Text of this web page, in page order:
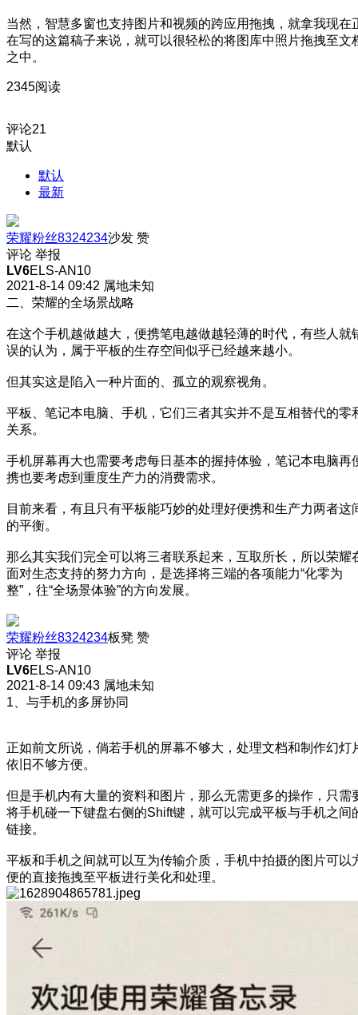
当然，智慧多窗也支持图片和视频的跨应用拖拽，就拿我现在
在写的这篇稿子来说，就可以很轻松的将图库中照片拖拽至文
之中。
2345阅读
评论21
默认
默认
最新
荣耀粉丝8324234沙发 赞
评论 举报
LV6ELS-AN10
2021-8-14 09:42 属地未知
二、荣耀的全场景战略
在这个手机越做越大，便携笔电越做越轻薄的时代，有些人就
误的认为，属于平板的生存空间似乎已经越来越小。
但其实这是陷入一种片面的、孤立的观察视角。
平板、笔记本电脑、手机，它们三者其实并不是互相替代的零
关系。
手机屏幕再大也需要考虑每日基本的握持体验，笔记本电脑再
携也要考虑到重度生产力的消费需求。
目前来看，有且只有平板能巧妙的处理好便携和生产力两者这
的平衡。
那么其实我们完全可以将三者联系起来，互取所长，所以荣耀
面对生态支持的努力方向，是选择将三端的各项能力“化零为
整”，往“全场景体验”的方向发展。
荣耀粉丝8324234板凳 赞
评论 举报
LV6ELS-AN10
2021-8-14 09:43 属地未知
1、与手机的多屏协同
正如前文所说，倘若手机的屏幕不够大，处理文档和制作幻灯
依旧不够方便。
但是手机内有大量的资料和图片，那么无需更多的操作，只需
将手机碰一下键盘右侧的Shift键，就可以完成平板与手机之间
链接。
平板和手机之间就可以互为传输介质，手机中拍摄的图片可以
便的直接拖拽至平板进行美化和处理。